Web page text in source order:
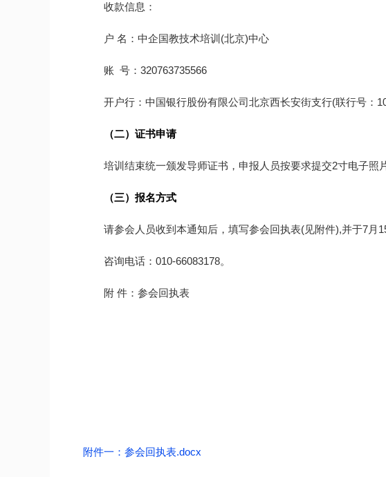
收款信息：
户 名：中企国教技术培训(北京)中心
账 号：320763735566
开户行：中国银行股份有限公司北京西长安街支行(联行号：
（二）证书申请
培训结束统一颁发导师证书，申报人员按要求提交2寸电子照
（三）报名方式
请参会人员收到本通知后，填写参会回执表(见附件),并于7月
咨询电话：010-66083178。
附 件：参会回执表
附件一： 参会回执表.docx